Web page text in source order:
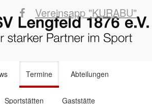
Vereinsapp "KURABU"
Termine Abteilungen
Sportstätten Gaststätte